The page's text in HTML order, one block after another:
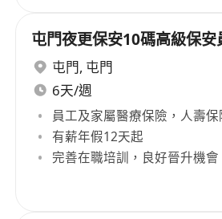
屯門夜更保安10碼高級保安
屯門, 屯門
6天/週
員工及家屬醫療保險，人壽保
有薪年假12天起
完善在職培訓，良好晉升機會